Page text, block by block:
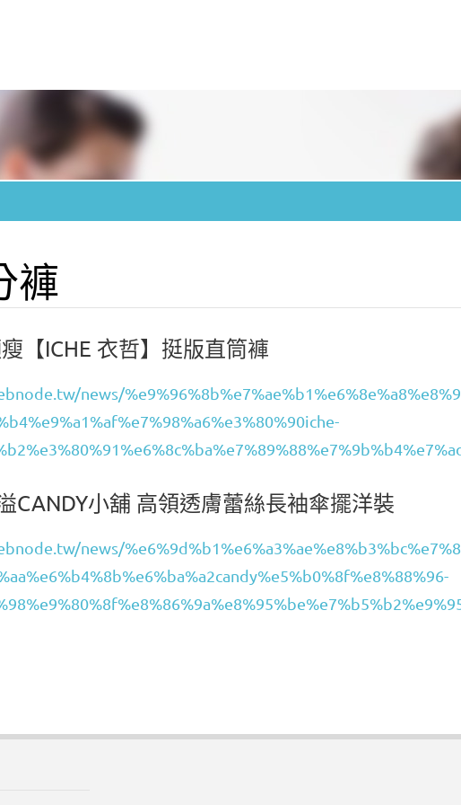
褲
【ICHE 衣哲】挺版直筒褲
news/
CANDY小舖 高領透膚蕾絲長袖傘擺洋裝
news/